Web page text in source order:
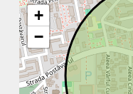
+
−